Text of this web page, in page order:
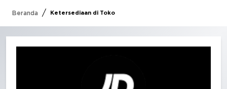
Beranda / Ketersediaan di Toko